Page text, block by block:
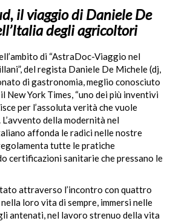
il viaggio di Daniele De
degli agricoltori
di “AstraDoc-Viaggio nel
del regista Daniele De Michele (dj,
di gastronomia, meglio conosciuto
New York Times, “uno dei più inventivi
per l’assoluta verità che vuole
della modernità nel
affonda le radici nelle nostre
tutte le pratiche
certificazioni sanitarie che pressano le
attraverso l’incontro con quattro
loro vita di sempre, immersi nelle
antenati, nel lavoro strenuo della vita